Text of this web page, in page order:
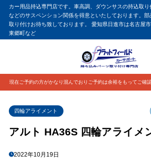
カー用品持込専門店です。車高調、ダウンサスの持込取
などのサスペンション関係を得意といたしております。
取り付けお待ち致しております。 愛知県日進市は名古屋
東郷町など
現在ご予約の方がかなり混んでおりご予約は余裕をもってご確
四輪アライメント
アルト HA36S 四輪アライメ
2022年10月19日